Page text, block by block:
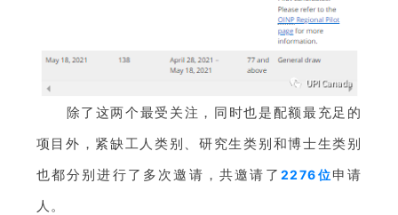
除了这两个最受关注，同时也是配额最充足的
项目外，紧缺工人类别、研究生类别和博士生类别
也都分别进行了多次邀请，共邀请了 2276位申请
人。